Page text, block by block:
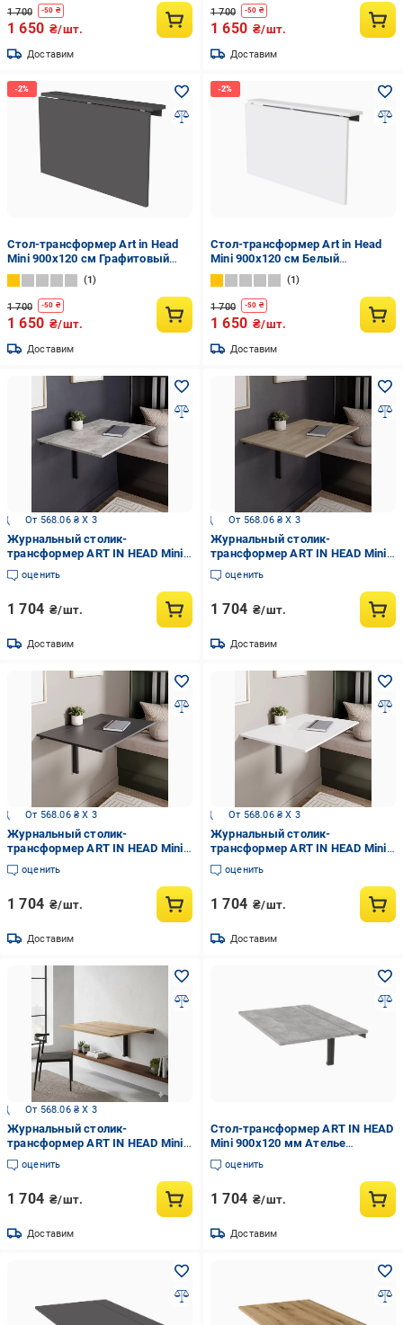
1 700 -50 ₴
1 650 ₴/шт.
Доставим
1 700 -50 ₴
1 650 ₴/шт.
Доставим
Стол-трансформер Art in Head
Mini 900х120 см Графитовый
(17831961)
1
1 700 -50 ₴
1 650 ₴/шт.
Доставим
Стол-трансформер Art in Head
Mini 900х120 см Белый
(15011374)
1
1 700 -50 ₴
1 650 ₴/шт.
Доставим
От 568.06 ₴ X 3
Журнальный столик-
трансформер ART IN HEAD Mini
900x120-500 мм Ателье
светлый
оценить
1 704 ₴/шт.
Доставим
От 568.06 ₴ X 3
Журнальный столик-
трансформер ART IN HEAD Mini
900x120-500 мм Дуб сонома
оценить
1 704 ₴/шт.
Доставим
От 568.06 ₴ X 3
Журнальный столик-
трансформер ART IN HEAD Mini
900x120-500 мм Графит
оценить
1 704 ₴/шт.
Доставим
От 568.06 ₴ X 3
Журнальный столик-
трансформер ART IN HEAD Mini
900x120-500 мм Белый
бриллиант
оценить
1 704 ₴/шт.
Доставим
От 568.06 ₴ X 3
Журнальный столик-
трансформер ART IN HEAD Mini
900x120-500 мм Дуб Эвок
оценить
1 704 ₴/шт.
Доставим
Стол-трансформер ART IN HEAD
Mini 900x120 мм Ателье
светлый (TB20040000030)
оценить
1 704 ₴/шт.
Доставим